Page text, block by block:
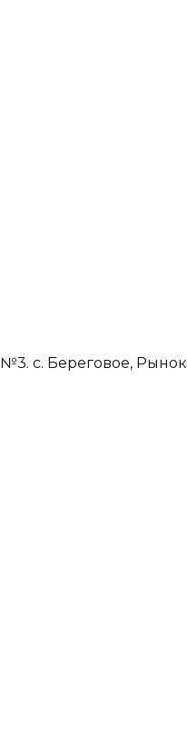
№3. с. Береговое, Рынок